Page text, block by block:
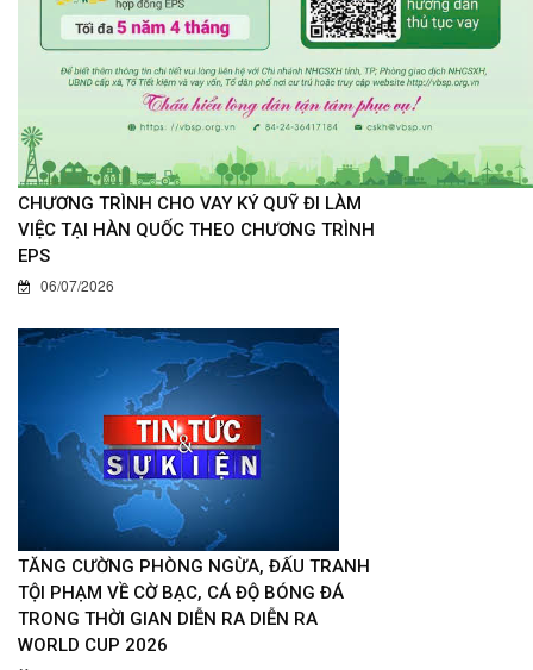
CHƯƠNG TRÌNH CHO VAY KÝ QUỸ ĐI LÀM
VIỆC TẠI HÀN QUỐC THEO CHƯƠNG TRÌNH
EPS
06/07/2026
TĂNG CƯỜNG PHÒNG NGỪA, ĐẤU TRANH
TỘI PHẠM VỀ CỜ BẠC, CÁ ĐỘ BÓNG ĐÁ
TRONG THỜI GIAN DIỄN RA DIỄN RA
WORLD CUP 2026